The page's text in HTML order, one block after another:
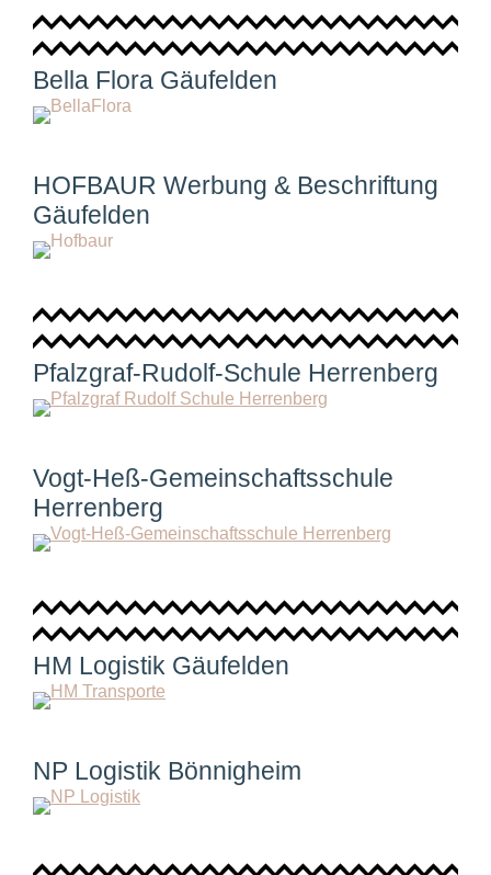
Bella Flora Gäufelden
HOFBAUR Werbung & Beschriftung
Gäufelden
Pfalzgraf-Rudolf-Schule Herrenberg
Vogt-Heß-Gemeinschaftsschule
Herrenberg
HM Logistik Gäufelden
NP Logistik Bönnigheim